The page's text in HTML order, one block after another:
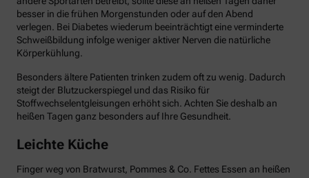
besser in die frühen Morgenstunden oder auf den Abend
verlegen. Bei Diabetes wiederum beeinträchtigt eine verminderte
Schweißbildung infolge weniger aktiver Nerven die natürliche
Körperkühlung.
Besonders ältere Patienten trinken zudem oft zu wenig. Dadurch
steigt der Blutzuckerspiegel und das Risiko für
Stoffwechselentgleisungen erhöht sich. Achten Sie deshalb an
heißen Tagen ganz besonders auf Ihre Gesundheit.
Leichte Küche
Finger weg von Bratwurst, Pommes & Co. Fettes Essen an heißen